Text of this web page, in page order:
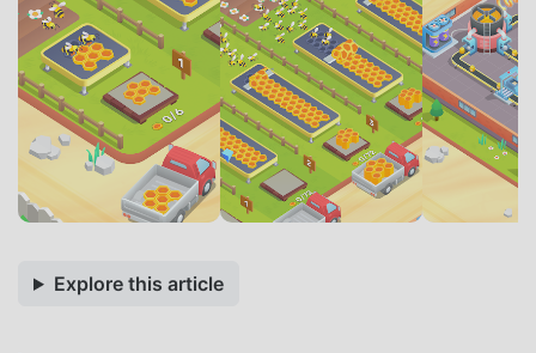
Explore this article